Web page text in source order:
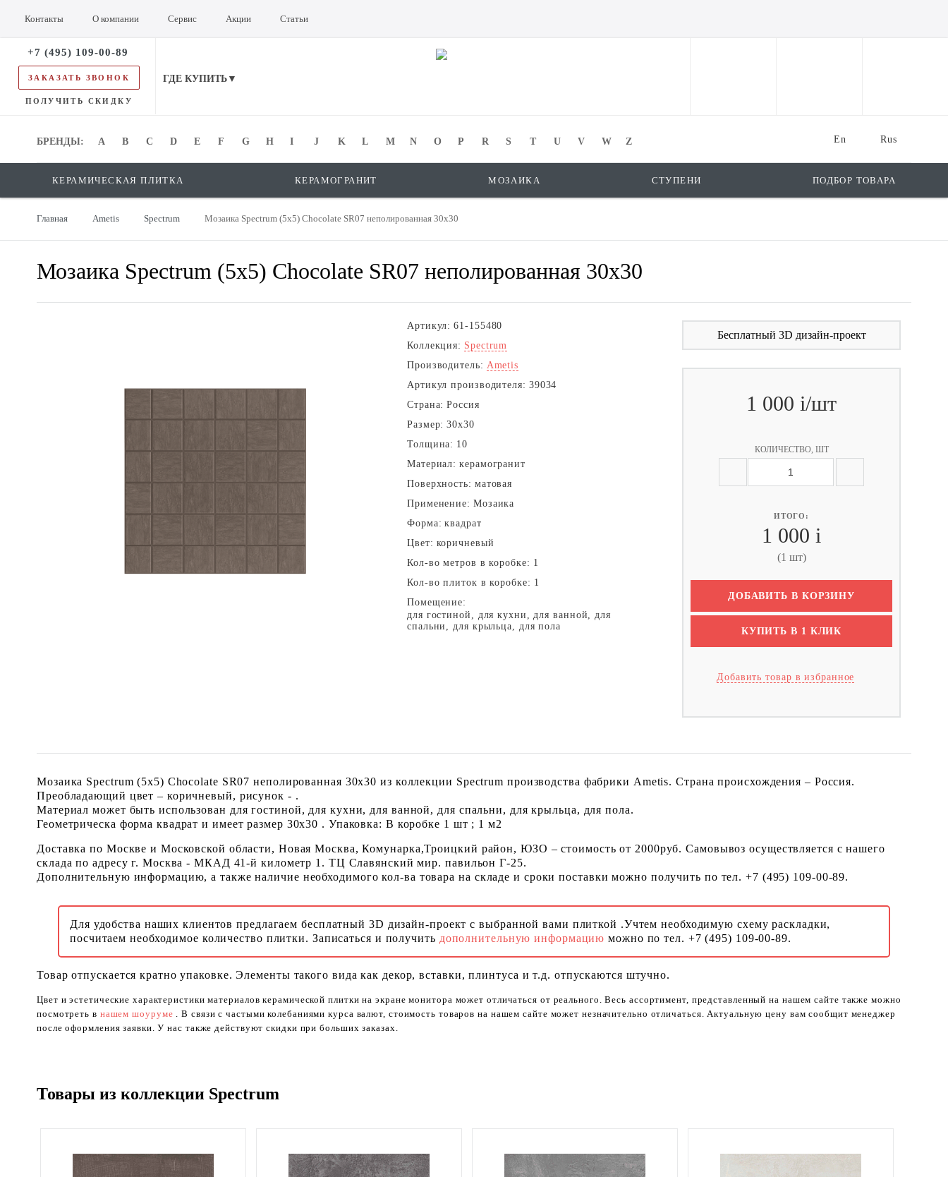
Контакты О компании Сервис Акции Статьи
+7 (495) 109-00-89
ЗАКАЗАТЬ ЗВОНОК
ПОЛУЧИТЬ СКИДКУ
ГДЕ КУПИТЬ▼
Rus
En
БРЕНДЫ: A B C D E F G H I J K L M N O P R S T U V W Z
БРЕНДЫ:
КЕРАМИЧЕСКАЯ ПЛИТКА КЕРАМОГРАНИТ МОЗАИКА СТУПЕНИ ПОДБОР ТОВАРА
Главная Ametis Spectrum Мозаика Spectrum (5х5) Chocolate SR07 неполированная 30x30
Мозаика Spectrum (5х5) Chocolate SR07 неполированная 30x30
Артикул: 61-155480
Коллекция: Spectrum
Производитель: Ametis
Артикул производителя: 39034
Страна: Россия
Размер: 30x30
Толщина: 10
Материал: керамогранит
Поверхность: матовая
Применение: Мозаика
Форма: квадрат
Цвет: коричневый
Кол-во метров в коробке: 1
Кол-во плиток в коробке: 1
Помещение:
для гостиной, для кухни, для ванной, для
спальни, для крыльца, для пола
Бесплатный 3D дизайн-проект
1 000 i/шт
КОЛИЧЕСТВО, ШТ
ИТОГО:
1 000 i
(1 шт)
ДОБАВИТЬ В КОРЗИНУ
КУПИТЬ В 1 КЛИК
Добавить товар в избранное
Мозаика Spectrum (5х5) Chocolate SR07 неполированная 30x30 из коллекции Spectrum производства фабрики Ametis. Страна происхождения – Россия.
Преобладающий цвет – коричневый, рисунок - .
Материал может быть использован для гостиной, для кухни, для ванной, для спальни, для крыльца, для пола.
Геометрическа форма квадрат и имеет размер 30x30 . Упаковка: В коробке 1 шт ; 1 м2
Доставка по Москве и Московской области, Новая Москва, Комунарка,Троицкий район, ЮЗО – стоимость от 2000руб. Самовывоз осуществляется с нашего
склада по адресу г. Москва - МКАД 41-й километр 1. ТЦ Славянский мир. павильон Г-25.
Дополнительную информацию, а также наличие необходимого кол-ва товара на складе и сроки поставки можно получить по тел. +7 (495) 109-00-89.
Для удобства наших клиентов предлагаем бесплатный 3D дизайн-проект с выбранной вами плиткой .Учтем необходимую схему раскладки,
посчитаем необходимое количество плитки. Записаться и получить дополнительную информациюможно по тел. +7 (495) 109-00-89.
Товар отпускается кратно упаковке. Элементы такого вида как декор, вставки, плинтуса и т.д. отпускаются штучно.
Цвет и эстетические характеристики материалов керамической плитки на экране монитора может отличаться от реального. Весь ассортимент, представленный на нашем сайте также можно
посмотреть в нашем шоуруме . В связи с частыми колебаниями курса валют, стоимость товаров на нашем сайте может незначительно отличаться. Актуальную цену вам сообщит менеджер
после оформления заявки. У нас также действуют скидки при больших заказах.
Товары из коллекции Spectrum